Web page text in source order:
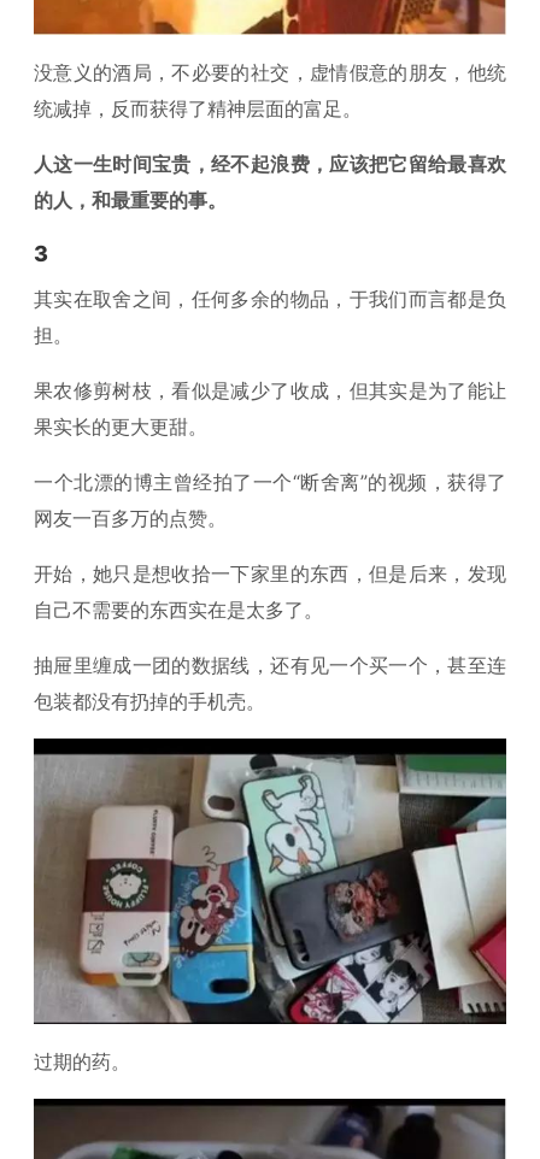
没意义的酒局，不必要的社交，虚情假意的朋友，他统
统减掉，反而获得了精神层面的富足。
人这一生时间宝贵，经不起浪费，应该把它留给最喜欢
的人，和最重要的事。
3
其实在取舍之间，任何多余的物品，于我们而言都是负
担。
果农修剪树枝，看似是减少了收成，但其实是为了能让
果实长的更大更甜。
一个北漂的博主曾经拍了一个“断舍离”的视频，获得了
网友一百多万的点赞。
开始，她只是想收拾一下家里的东西，但是后来，发现
自己不需要的东西实在是太多了。
抽屉里缠成一团的数据线，还有见一个买一个，甚至连
包装都没有扔掉的手机壳。
过期的药。